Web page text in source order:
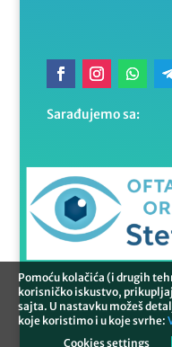
Sarađujemo sa:
Pomoću kolačića (i drugih
korisničko iskustvo,
sajta. U nastavku možeš
koje koristimo i u koje svrhe:
Cookies settings